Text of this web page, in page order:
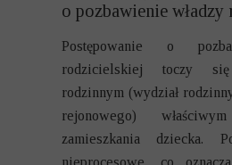
o pozbawienie
Postępowanie o
rodzicielskiej toczy
rodzinnym (wydział
rejonowego)
zamieszkania dziecka.
nieprocesowe, co